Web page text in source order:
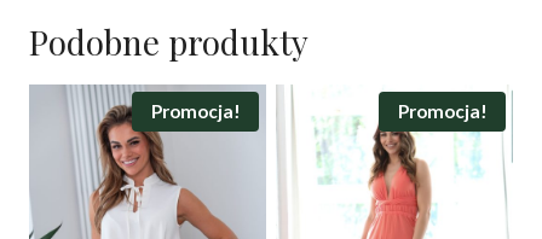
Podobne produkty
Promocja! Promocja!